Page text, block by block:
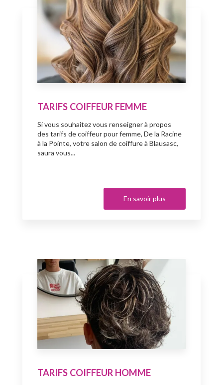
TARIFS COIFFEUR FEMME
Si vous souhaitez vous renseigner à propos
des tarifs de coiffeur pour femme, De la Racine
à la Pointe, votre salon de coiffure à Blausasc,
saura vous...
En savoir plus
TARIFS COIFFEUR HOMME